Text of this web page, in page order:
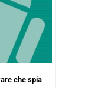
che spia